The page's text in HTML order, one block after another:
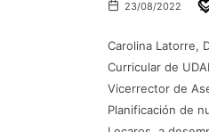
23/08/2022
Carolina Latorre,
Curricular de
Vicerrector de
Planificación de